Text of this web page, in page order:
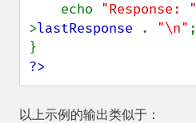
    echo
"Response: "
>lastResponse . "\n" ;
?>
以上示例的输出类似于：